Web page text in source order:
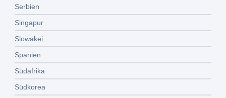
Serbien
Singapur
Slowakei
Spanien
Südafrika
Südkorea